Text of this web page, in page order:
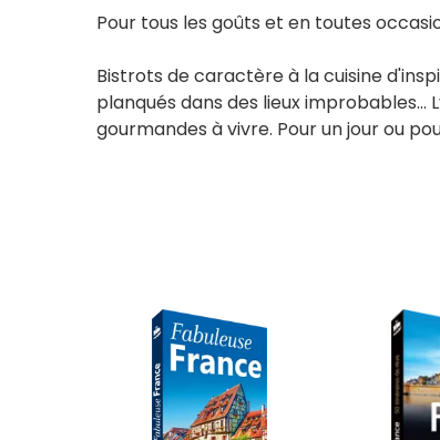
Pour tous les goûts et en toutes
Bistrots de caractère à la cuisine
planqués dans des lieux
gourmandes à vivre. Pour un jour ou